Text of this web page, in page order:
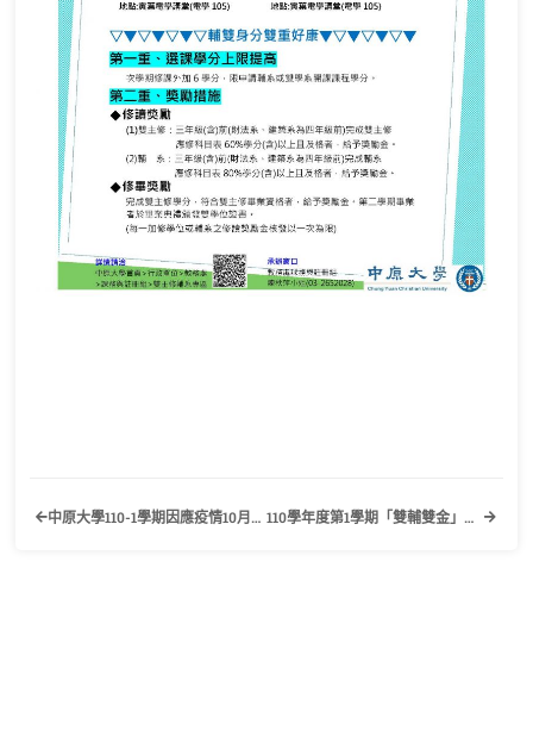
中原大學110-1學期因應疫情10月12日之後課程教學實體授課公告 110學年度第1學期「雙輔雙金」獎勵申請公告